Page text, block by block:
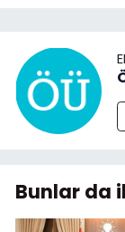
Bunlar da